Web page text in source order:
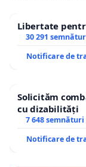
Libertate
30 291
Notificare de
Solicităm
cu dizabilități
7 648 semnături
Notificare de